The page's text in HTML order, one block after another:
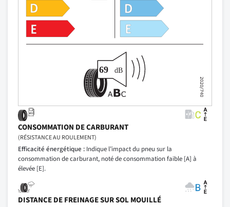
CONSOMMATION DE CARBURANT
(RÉSISTANCE AU ROULEMENT)
Efficacité énergétique : Indique l’impact du pneu sur la
consommation de carburant, noté de consommation faible [A] à
élevée [E].
DISTANCE DE FREINAGE SUR SOL MOUILLÉ